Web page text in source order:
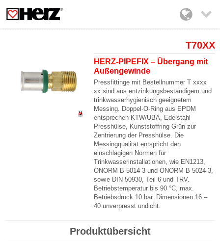

T70XX
HERZ-PIPEFIX – Übergang mit
Außengewinde
Pressfittinge mit Bestellnummer T xxxx
xx sind aus entzinkungsbeständigem und
trinkwasserhygienisch geeignetem
Messing. Doppel-O-Ring aus EPDM
entsprechen KTW/UBA, Edelstahl
Presshülse, Kunststoffring Grün zur
Zentrierung der Presshülse. Die
Messingqualität entspricht den
einschlägigen Normen für
Trinkwasserinstallationen, wie EN1213,
ÖNORM B 5014-3 und ÖNORM B 5024-3,
sowie DIN 50930, Teil 6 und TRV.
Betriebstemperatur bis 90 °C, max.
Betriebsdruck 10 bar. Dimensionen 16 –
40 unverpresst undicht.
Produktübersicht